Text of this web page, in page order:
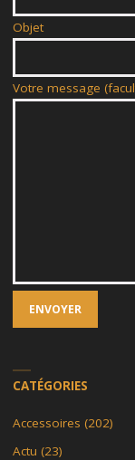
Objet
Votre message
CATÉGORIES
Accessoires (202)
Actu (23)